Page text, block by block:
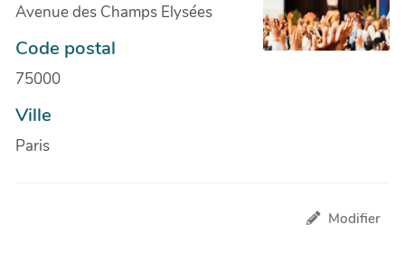
Avenue des Champs Elysées
Code postal
75000
Ville
Paris
Modifier